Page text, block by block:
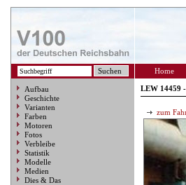
Home
Aufbau
Geschichte
Varianten
Farben
Motoren
Fotos
Verbleibe
Statistik
Modelle
Medien
Dies & Das
LEW 14459
zum